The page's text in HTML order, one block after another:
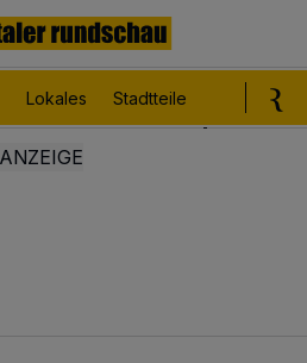
Lokales Stadtteile